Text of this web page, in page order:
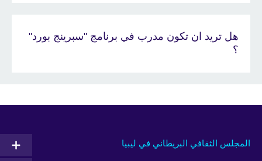
هل تريد ان تكون مدرب في برنامج "سبرينج بورد"
؟
المجلس الثقافي البريطاني في ليبيا